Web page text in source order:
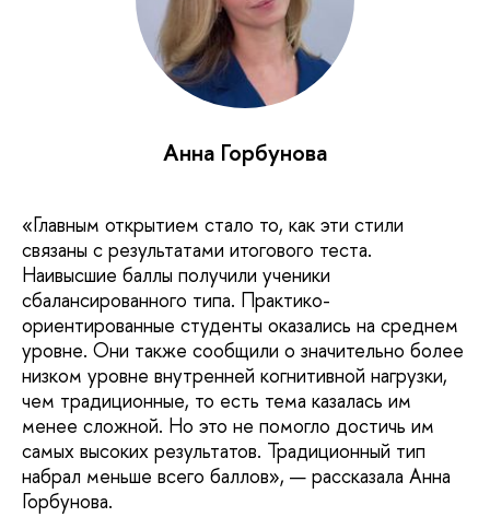
Анна Горбунова
«Главным открытием стало то, как эти стили
связаны с результатами итогового теста.
Наивысшие баллы получили ученики
сбалансированного типа. Практико-
ориентированные студенты оказались на среднем
уровне. Они также сообщили о значительно более
низком уровне внутренней когнитивной нагрузки,
чем традиционные, то есть тема казалась им
менее сложной. Но это не помогло достичь им
самых высоких результатов. Традиционный тип
набрал меньше всего баллов», — рассказала Анна
Горбунова.